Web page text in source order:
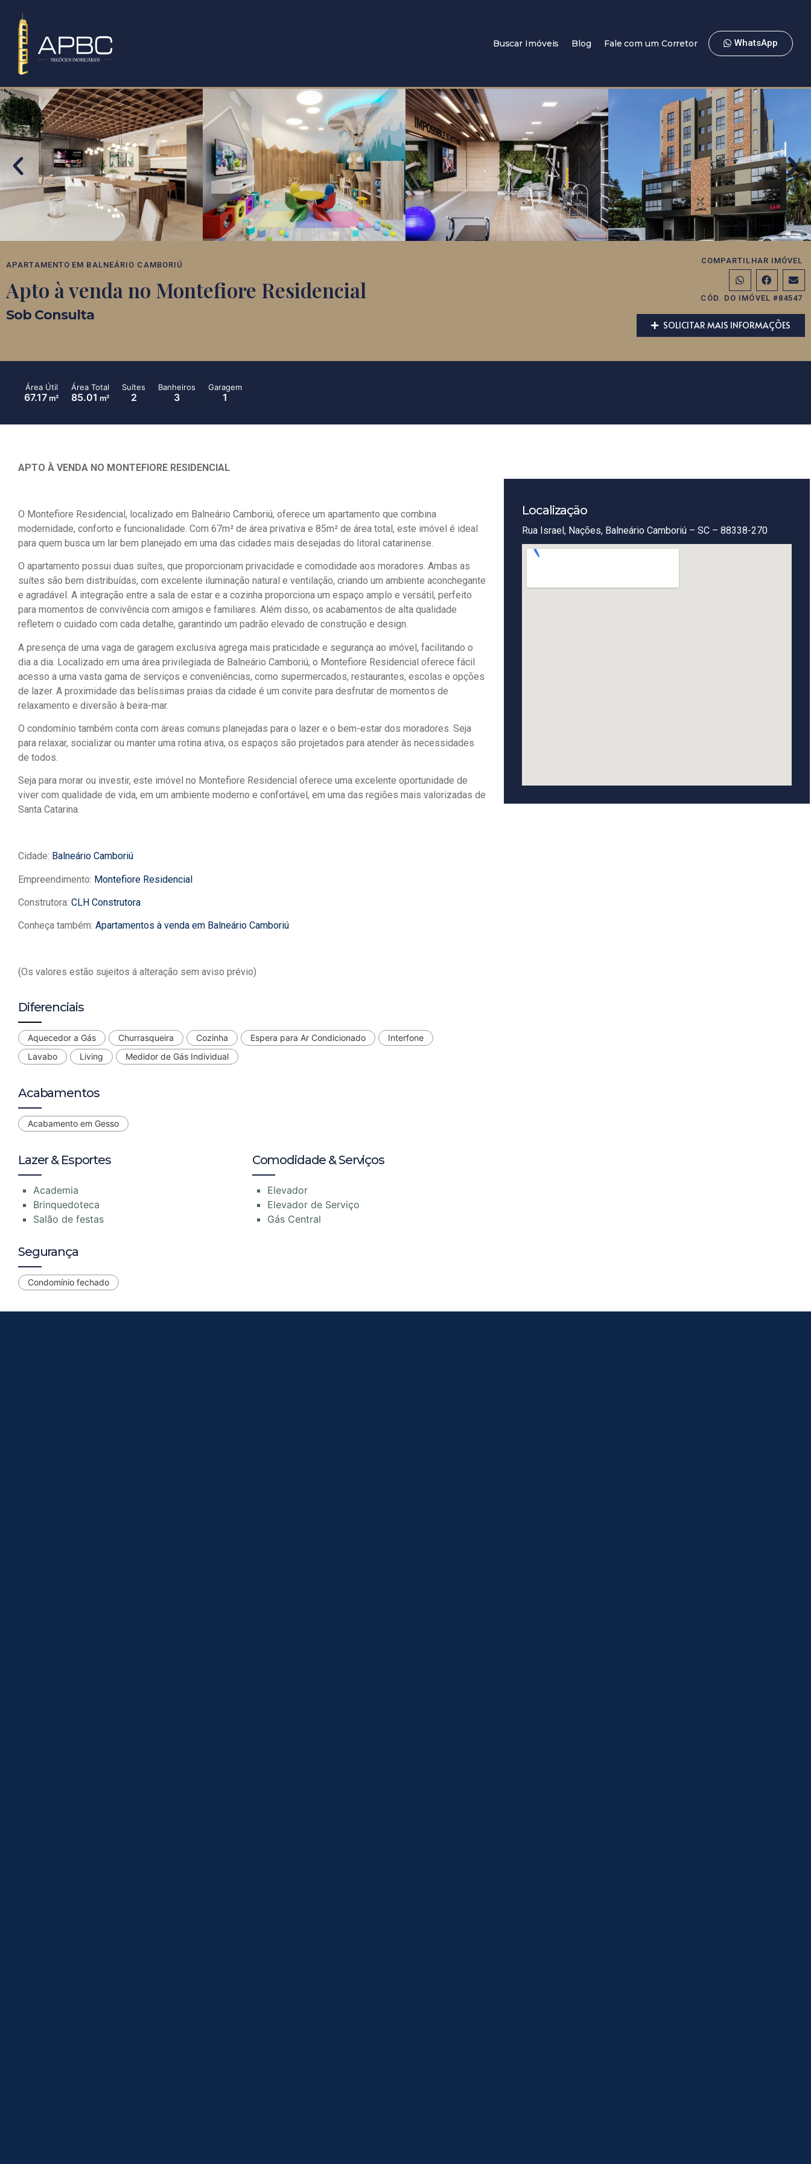
Buscar Imóveis Blog Fale com um Corretor WhatsApp
APARTAMENTO EM BALNEÁRIO CAMBORIÚ
Apto à venda no Montefiore Residencial
Sob Consulta
COMPARTILHAR IMÓVEL
CÓD. DO IMÓVEL #84547
SOLICITAR MAIS INFORMAÇÕES
Área Útil
67.17 m²
Área Total
85.01 m²
Suítes
2
Banheiros
3
Garagem
1
APTO À VENDA NO MONTEFIORE RESIDENCIAL
O Montefiore Residencial, localizado em Balneário Camboriú, oferece um apartamento que combina
modernidade, conforto e funcionalidade. Com 67m² de área privativa e 85m² de área total, este imóvel é ideal
para quem busca um lar bem planejado em uma das cidades mais desejadas do litoral catarinense.
O apartamento possui duas suítes, que proporcionam privacidade e comodidade aos moradores. Ambas as
suítes são bem distribuídas, com excelente iluminação natural e ventilação, criando um ambiente aconchegante
e agradável. A integração entre a sala de estar e a cozinha proporciona um espaço amplo e versátil, perfeito
para momentos de convivência com amigos e familiares. Além disso, os acabamentos de alta qualidade
refletem o cuidado com cada detalhe, garantindo um padrão elevado de construção e design.
A presença de uma vaga de garagem exclusiva agrega mais praticidade e segurança ao imóvel, facilitando o
dia a dia. Localizado em uma área privilegiada de Balneário Camboriú, o Montefiore Residencial oferece fácil
acesso a uma vasta gama de serviços e conveniências, como supermercados, restaurantes, escolas e opções
de lazer. A proximidade das belíssimas praias da cidade é um convite para desfrutar de momentos de
relaxamento e diversão à beira-mar.
O condomínio também conta com áreas comuns planejadas para o lazer e o bem-estar dos moradores. Seja
para relaxar, socializar ou manter uma rotina ativa, os espaços são projetados para atender às necessidades
de todos.
Seja para morar ou investir, este imóvel no Montefiore Residencial oferece uma excelente oportunidade de
viver com qualidade de vida, em um ambiente moderno e confortável, em uma das regiões mais valorizadas de
Santa Catarina.
Cidade: Balneário Camboriú
Empreendimento: Montefiore Residencial
Construtora: CLH Construtora
Conheça também: Apartamentos à venda em Balneário Camboriú
(Os valores estão sujeitos á alteração sem aviso prévio)
Diferenciais
Aquecedor a Gás Churrasqueira Cozinha Espera para Ar Condicionado
Interfone
Lavabo
Living Medidor de Gás Individual
Acabamentos
Acabamento em Gesso
Lazer & Esportes
Academia
Brinquedoteca
Salão de festas
Comodidade & Serviços
Elevador
Elevador de Serviço
Gás Central
Segurança
Condomínio fechado
Localização
Rua Israel, Nações, Balneário Camboriú – SC – 88338-270